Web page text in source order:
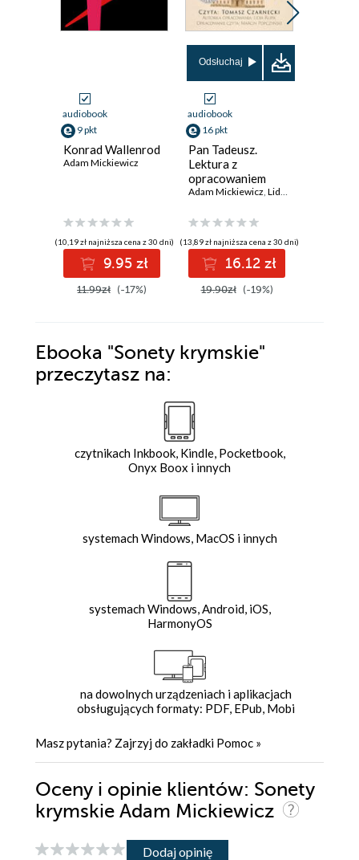
audiobook
9 pkt
Konrad Wallenrod
Adam Mickiewicz
(10,19 zł najniższa cena z 30 dni)
9.95 zł
11.99zł (-17%)
Odsłuchaj
audiobook
16 pkt
Pan Tadeusz.
Lektura z
opracowaniem
Adam Mickiewicz Lidia Rupik
(13,89 zł najniższa cena z 30 dni)
16.12 zł
19.90zł (-19%)
Ebooka "Sonety krymskie"
przeczytasz na:
czytnikach Inkbook, Kindle, Pocketbook,
Onyx Boox i innych
systemach Windows, MacOS i innych
systemach Windows, Android, iOS,
HarmonyOS
na dowolnych urządzeniach i aplikacjach
obsługujących formaty: PDF, EPub, Mobi
Masz pytania? Zajrzyj do zakładki Pomoc »
Oceny i opinie klientów: Sonety
krymskie Adam Mickiewicz
Dodaj opinię